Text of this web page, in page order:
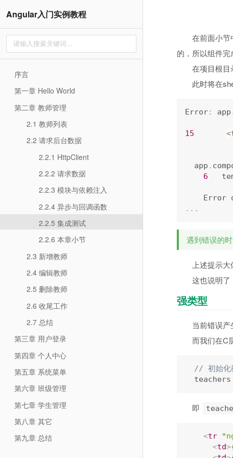
Angular入门实例教程
序言
第一章 Hello World
第二章 教师管理
2.1 教师列表
2.2 请求后台数据
2.2.1 HttpClient
2.2.2 请求数据
2.2.3 模块与依赖注入
2.2.4 异步与回调函数
2.2.5 集成测试
2.2.6 本章小节
2.3 新增教师
2.4 编辑教师
2.5 删除教师
2.6 收尾工作
2.7 总结
第三章 用户登录
第四章 个人中心
第五章 系统菜单
第六章 班级管理
第七章 学生管理
第八章 其它
第九章 总结
在前面小节
的，所以组件完
在项目根目
此时将在
Error: app
15 <
  app
.
6
. . .
遇到错误的
上述提示
这也说明了
强类型
当前错误产
而我们在C
// 初始化
  teachers
即
<tr
<td>